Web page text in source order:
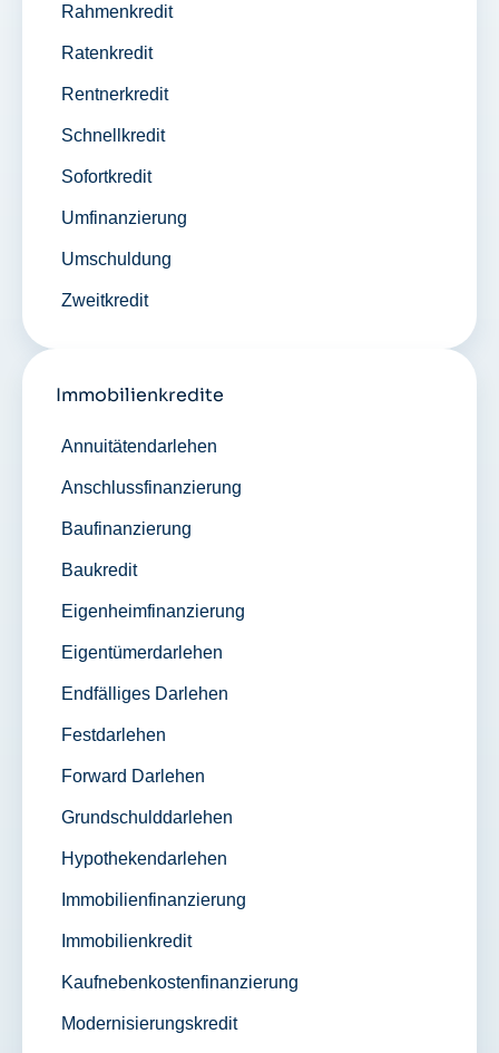
Rahmenkredit
Ratenkredit
Rentnerkredit
Schnellkredit
Sofortkredit
Umfinanzierung
Umschuldung
Zweitkredit
Immobilienkredite
Annuitätendarlehen
Anschlussfinanzierung
Baufinanzierung
Baukredit
Eigenheimfinanzierung
Eigentümerdarlehen
Endfälliges Darlehen
Festdarlehen
Forward Darlehen
Grundschulddarlehen
Hypothekendarlehen
Immobilienfinanzierung
Immobilienkredit
Kaufnebenkostenfinanzierung
Modernisierungskredit